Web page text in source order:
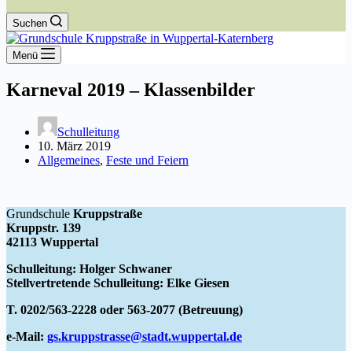
Suchen
Menü
Karneval 2019 – Klassenbilder
Schulleitung
10. März 2019
Allgemeines, Feste und Feiern
Grundschule Kruppstraße
Kruppstr. 139
42113 Wuppertal
Schulleitung: Holger Schwaner
Stellvertretende Schulleitung: Elke Giesen
T. 0202/563-2228 oder 563-2077 (Betreuung)
e-Mail: gs.kruppstrasse@stadt.wuppertal.de